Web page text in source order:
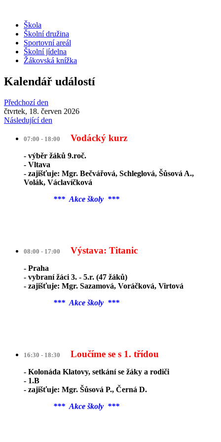
Škola
Školní družina
Sportovní areál
Školní jídelna
Žákovská knížka
Kalendář událostí
Předchozí den
čtvrtek, 18. červen 2026
Následující den
07:00 - 18:00 Vodácký kurz
- výběr žáků 9.roč.
- Vltava
- zajišťuje: Mgr. Bečvářová, Schleglová, Šůsová A.,
Volák, Václavíčková
*** Akce školy ***
08:00 - 17:00 Výstava: Titanic
- Praha
- vybraní žáci 3. - 5.r. (47 žáků)
- zajišťuje: Mgr. Sazamová, Voráčková, Virtová
*** Akce školy ***
16:30 - 18:30 Loučíme se s 1. třídou
- Kolonáda Klatovy, setkání se žáky a rodiči
- 1.B
- zajišťuje: Mgr. Šůsová P., Černá D.
*** Akce školy ***